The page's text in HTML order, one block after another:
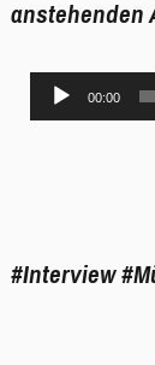
anstehenden
Audio-
Player
00:00
#Interview